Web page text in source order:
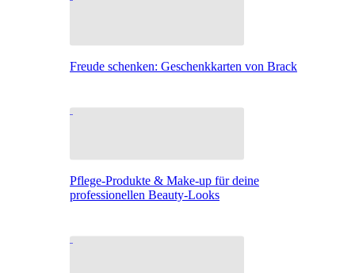
Freude schenken: Geschenkkarten von Brack
Pflege-Produkte & Make-up für deine
professionellen Beauty-Looks